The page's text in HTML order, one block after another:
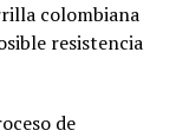
colombiana
resistencia
de